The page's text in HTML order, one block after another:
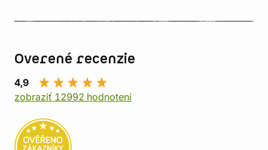
Overené recenzie
4,9
zobraziť 12992 hodnotení